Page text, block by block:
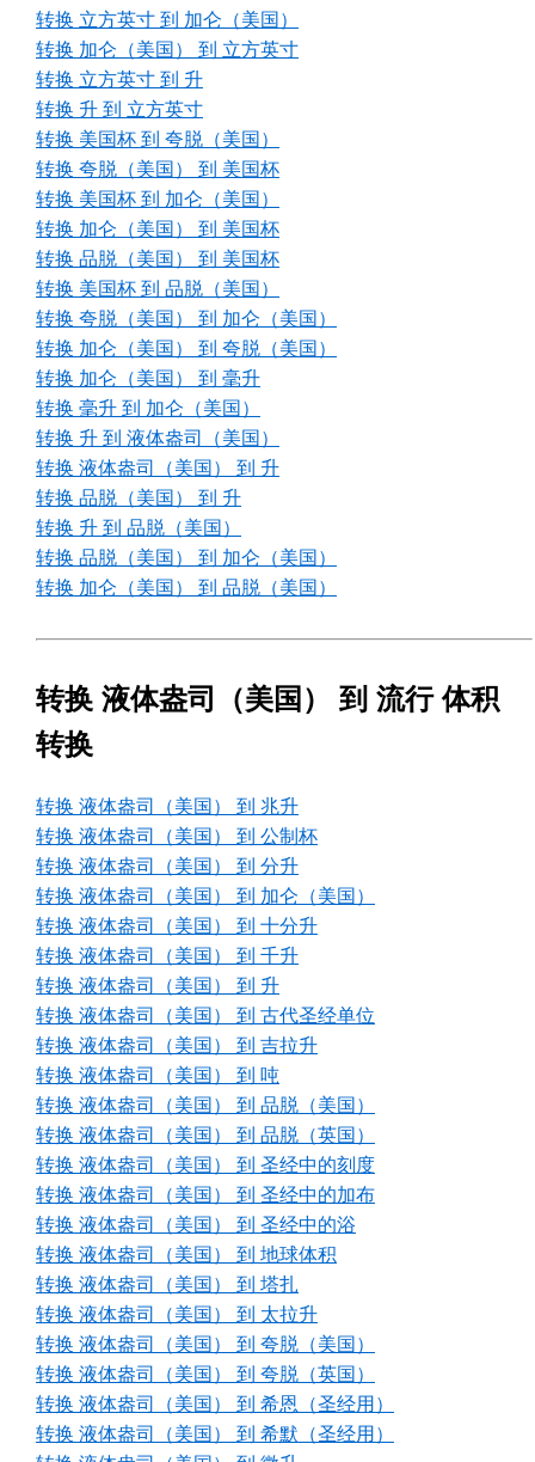
转换 立方英寸 到 加仑（美国）
转换 加仑（美国） 到 立方英寸
转换 立方英寸 到 升
转换 升 到 立方英寸
转换 美国杯 到 夸脱（美国）
转换 夸脱（美国） 到 美国杯
转换 美国杯 到 加仑（美国）
转换 加仑（美国） 到 美国杯
转换 品脱（美国） 到 美国杯
转换 美国杯 到 品脱（美国）
转换 夸脱（美国） 到 加仑（美国）
转换 加仑（美国） 到 夸脱（美国）
转换 加仑（美国） 到 毫升
转换 毫升 到 加仑（美国）
转换 升 到 液体盎司（美国）
转换 液体盎司（美国） 到 升
转换 品脱（美国） 到 升
转换 升 到 品脱（美国）
转换 品脱（美国） 到 加仑（美国）
转换 加仑（美国） 到 品脱（美国）
转换 液体盎司（美国） 到 流行 体积
转换
转换 液体盎司（美国） 到 兆升
转换 液体盎司（美国） 到 公制杯
转换 液体盎司（美国） 到 分升
转换 液体盎司（美国） 到 加仑（美国）
转换 液体盎司（美国） 到 十分升
转换 液体盎司（美国） 到 千升
转换 液体盎司（美国） 到 升
转换 液体盎司（美国） 到 古代圣经单位
转换 液体盎司（美国） 到 吉拉升
转换 液体盎司（美国） 到 吨
转换 液体盎司（美国） 到 品脱（美国）
转换 液体盎司（美国） 到 品脱（英国）
转换 液体盎司（美国） 到 圣经中的刻度
转换 液体盎司（美国） 到 圣经中的加布
转换 液体盎司（美国） 到 圣经中的浴
转换 液体盎司（美国） 到 地球体积
转换 液体盎司（美国） 到 塔扎
转换 液体盎司（美国） 到 太拉升
转换 液体盎司（美国） 到 夸脱（美国）
转换 液体盎司（美国） 到 夸脱（英国）
转换 液体盎司（美国） 到 希恩（圣经用）
转换 液体盎司（美国） 到 希默（圣经用）